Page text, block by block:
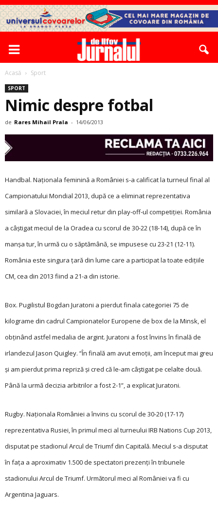
Acasă Sport
SPORT
Nimic despre fotbal
de Rares Mihail Prala - 14/06/2013
Handbal. Naţionala feminină a României s-a calificat la turneul final al
Campionatului Mondial 2013, după ce a eliminat reprezentativa
similară a Slovaciei, în meciul retur din play-off-ul competiţiei. România
a câștigat meciul de la Oradea cu scorul de 30-22 (18-14), după ce în
manșa tur, în urmă cu o săptămână, se impusese cu 23-21 (12-11).
România este singura țară din lume care a participat la toate ediţiile
CM, cea din 2013 fiind a 21-a din istorie.
Box. Pugilistul Bogdan Juratoni a pierdut finala categoriei 75 de
kilograme din cadrul Campionatelor Europene de box de la Minsk, el
obţinând astfel medalia de argint. Juratoni a fost învins în finală de
irlandezul Jason Quigley. “În finală am avut emoţii, am început mai greu
și am pierdut prima repriză și cred că le-am câștigat pe celalte două.
Până la urmă decizia arbitrilor a fost 2-1”, a explicat Juratoni.
Rugby. Naţionala României a învins cu scorul de 30-20 (17-17)
reprezentativa Rusiei, în primul meci al turneului IRB Nations Cup 2013,
disputat pe stadionul Arcul de Triumf din Capitală. Meciul s-a disputat
în faţa a aproximativ 1.500 de spectatori prezenţi în tribunele
stadionului Arcul de Triumf. Următorul meci al României va fi cu
Argentina Jaguars.